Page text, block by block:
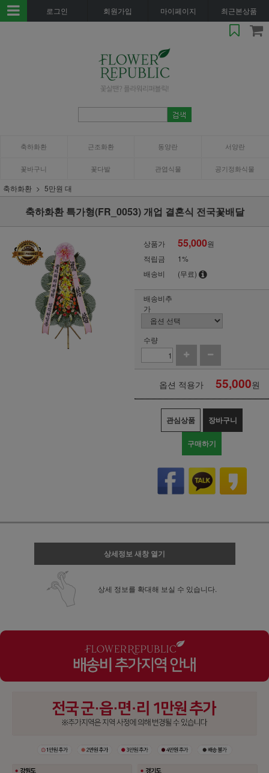
로그인 회원가입 마이페이지 최근본상품
축하화환 근조화환 동양란 서양란
꽃바구니 꽃다발 관엽식물 공기정화식물
축하화환 5만원 대
축하화환 특가형(FR_0053) 개업 결혼식 전국꽃배달
상품가 55,000원
적립금
1%
배송비
(무료)
배송비추
가
수량
옵션 적용가 55,000원
관심상품 장바구니
구매하기
상세정보 새창 열기
상세 정보를 확대해 보실 수 있습니다.